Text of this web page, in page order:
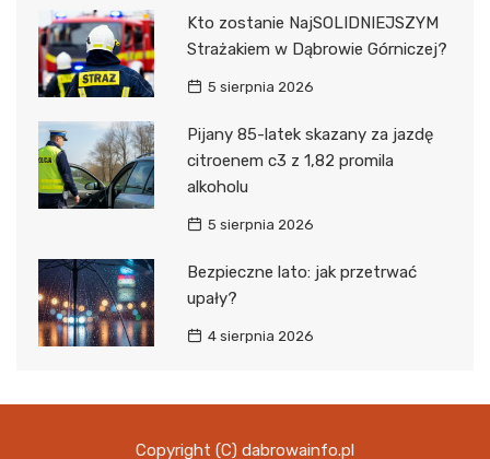
Kto zostanie NajSOLIDNIEJSZYM
Strażakiem w Dąbrowie Górniczej?
5 sierpnia 2026
Pijany 85-latek skazany za jazdę
citroenem c3 z 1,82 promila
alkoholu
5 sierpnia 2026
Bezpieczne lato: jak przetrwać
upały?
4 sierpnia 2026
Copyright (C) dabrowainfo.pl